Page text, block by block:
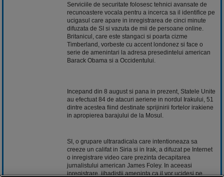
Serviciile de securitate folosesc tehnici avansate de
recunoastere vocala pentru a incerca sa il identifice pe
ucigasul care apare in inregistrarea de cinci minute
difuzata de SI si vazuta de mii de persoane online.
Britanicul, care este stangaci si poarta cizme
Timberland, vorbeste cu accent londonez si face o
serie de amenintari la adresa presedintelui american
Barack Obama si a Occidentului.
Incepand din 8 august si pana in prezent, Statele Unite
au efectuat 84 de atacuri aeriene in nordul Irakului, 51
dintre acestea fiind destinate sprijinirii fortelor irakiene
in apropierea barajului de la Mosul.
SI, o grupare ultraradicala care intentioneaza sa
creeze un califat in Siria si in Irak, a difuzat pe Internet
o inregistrare video care prezinta decapitarea
jurnalistului american James Foley. In aceeasi
inregistrare, jihadistii ameninta ca il vor ucidesi pe